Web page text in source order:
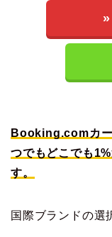
Booking.comカー
つでもどこでも
す。
国際ブランドの選